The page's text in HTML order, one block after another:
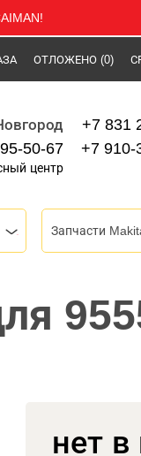
ОТЛОЖЕНО (0)
50-67
центр
+7 831
+7 910-
Запчасти
нет в